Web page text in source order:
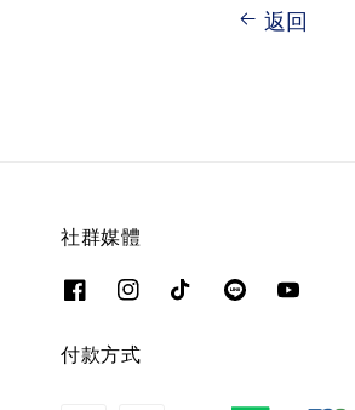
返回
社群媒體
付款方式